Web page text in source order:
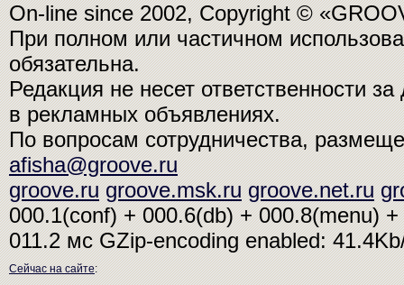
On-line since 2002, Copyright ©
При полном или частичном
обязательна.
Редакция не несет ответственности
в рекламных объявлениях.
По вопросам сотрудничества,
afisha@groove.ru
groove.ru groove.msk.ru groove.net.ru
000.1(conf) + 000.6(db) + 000.8(menu)
011.2 мсGZip-encoding enabled:
Сейчас на сайте: